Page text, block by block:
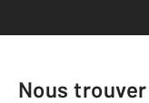
Nous trouver